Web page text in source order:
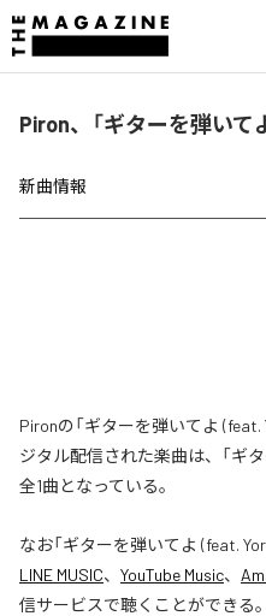
Piron、「ギターを弾い
新曲情報
Pironの「ギターを弾いてよ
ジタル配信された楽曲は、「ギ
全1曲となっている。
なお「ギターを弾いてよ (feat.
LINE MUSIC、 YouTube Music、
信サービスで聴くことができる。